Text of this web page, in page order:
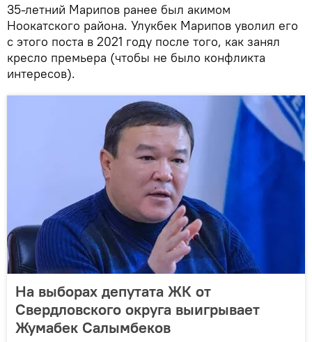
35-летний Марипов ранее был акимом
Ноокатского района. Улукбек Марипов уволил его
с этого поста в 2021 году после того, как занял
кресло премьера (чтобы не было конфликта
интересов).
На выборах депутата ЖК от
Свердловского округа выигрывает
Жумабек Салымбеков